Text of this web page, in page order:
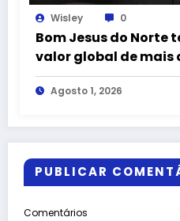
Wisley 0
Bom Jesus do Norte
valor global de mais
milhões com
representação do
Agosto 1, 2026
PUBLICAR
Comentários